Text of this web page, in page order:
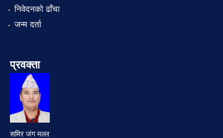
निवेदनको ढाँचा
जन्म दर्ता
प्रवक्ता
समिर जंग मल्ल